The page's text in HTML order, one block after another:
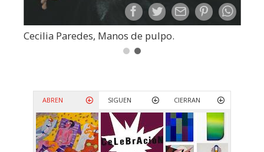
Cecilia Paredes, Manos de pulpo.
ABREN SIGUEN CIERRAN